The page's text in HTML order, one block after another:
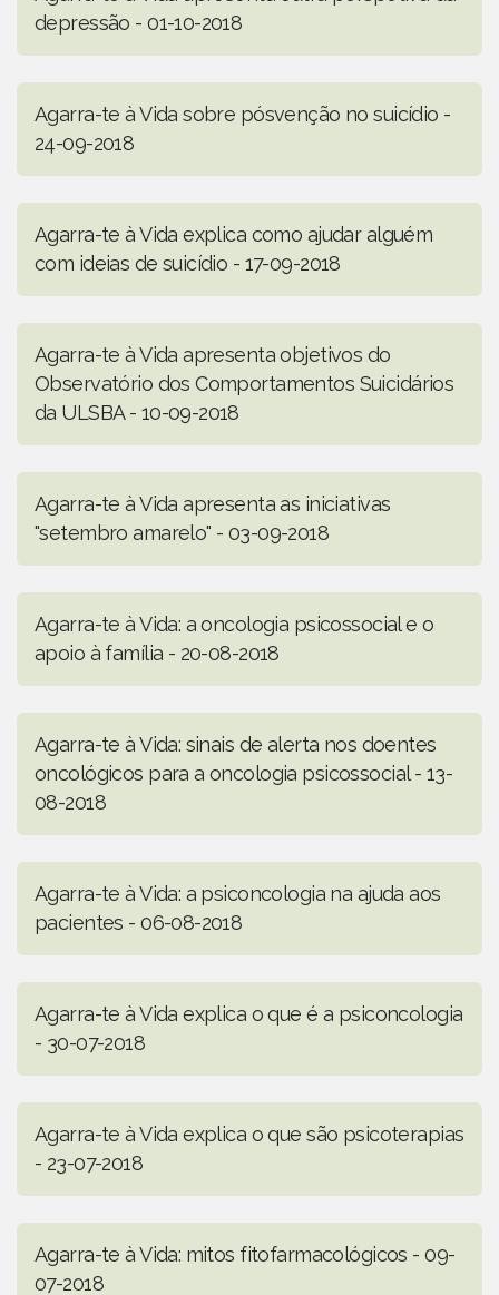
depressão - 01-10-2018
Agarra-te à Vida sobre pósvenção no suicídio -
24-09-2018
Agarra-te à Vida explica como ajudar alguém
com ideias de suicídio - 17-09-2018
Agarra-te à Vida apresenta objetivos do
Observatório dos Comportamentos Suicidários
da ULSBA - 10-09-2018
Agarra-te à Vida apresenta as iniciativas
"setembro amarelo" - 03-09-2018
Agarra-te à Vida: a oncologia psicossocial e o
apoio à família - 20-08-2018
Agarra-te à Vida: sinais de alerta nos doentes
oncológicos para a oncologia psicossocial - 13-
08-2018
Agarra-te à Vida: a psiconcologia na ajuda aos
pacientes - 06-08-2018
Agarra-te à Vida explica o que é a psiconcologia
- 30-07-2018
Agarra-te à Vida explica o que são psicoterapias
- 23-07-2018
Agarra-te à Vida: mitos fitofarmacológicos - 09-
07-2018